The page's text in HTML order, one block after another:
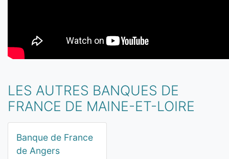
LES AUTRES BANQUES DE
FRANCE DE MAINE-ET-LOIRE
Banque de France
de Angers